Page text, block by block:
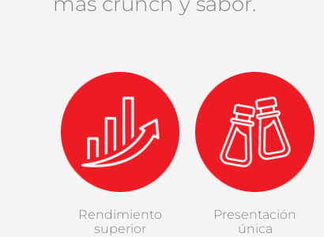
Rendimiento
superior
Presentación
única